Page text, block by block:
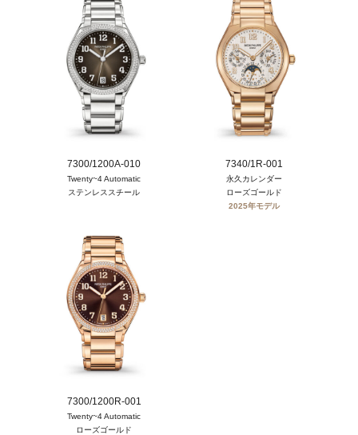
7300/1200A-010
Twenty~4 Automatic
ステンレススチール
7340/1R-001
永久カレンダー
ローズゴールド
2025年モデル
7300/1200R-001
Twenty~4 Automatic
ローズゴールド